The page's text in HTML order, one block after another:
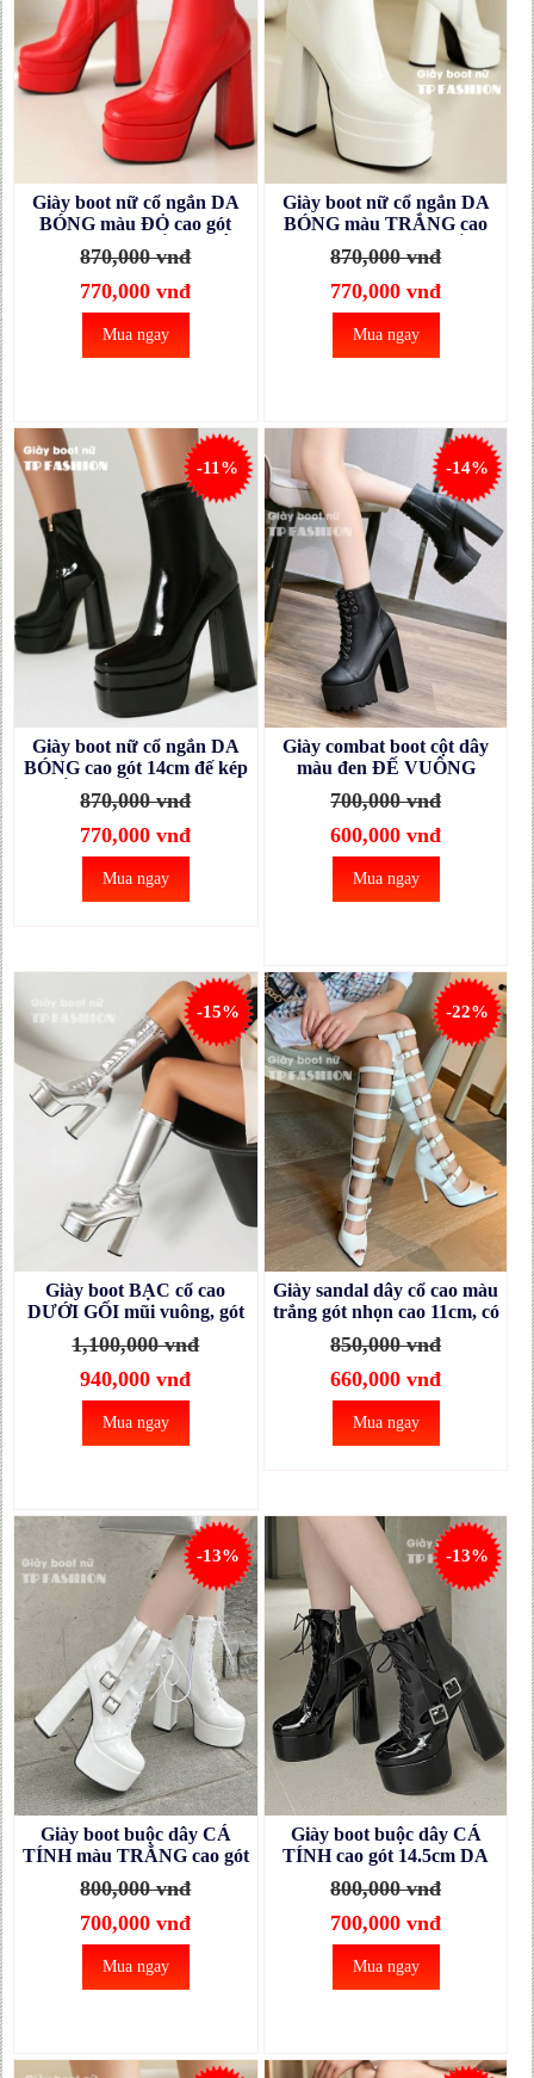
Giày boot nữ cổ ngắn DA
BÓNG màu ĐỎ cao gót
14cm đế kép CHẮC CHÂN
GBN74C
870,000 vnđ
770,000 vnđ
Mua ngay
Giày boot nữ cổ ngắn DA
BÓNG màu TRẮNG cao
gót 14cm đế kép CHẮC
CHÂN GBN74B
870,000 vnđ
770,000 vnđ
Mua ngay
-11%
Giày boot nữ cổ ngắn DA
BÓNG cao gót 14cm đế kép
CHẮC CHÂN, mang tiệc,
biểu diễn, chụp ảnh
GBN74A
870,000 vnđ
770,000 vnđ
Mua ngay
-14%
Giày combat boot cột dây
màu đen ĐẾ VUÔNG
14.5CM mang tiệc, biểu
diễn, dance GBN70A
700,000 vnđ
600,000 vnđ
Mua ngay
-15%
Giày boot BẠC cổ cao
DƯỚI GỐI mũi vuông, gót
vuông 14CM chắc chắn
GCC53A
1,100,000 vnđ
940,000 vnđ
Mua ngay
-22%
Giày sandal dây cổ cao màu
trắng gót nhọn cao 11cm, có
khuy cài ôm chân GCC41B
850,000 vnđ
660,000 vnđ
Mua ngay
-13%
Giày boot buộc dây CÁ
TÍNH màu TRẮNG cao gót
14.5cm DA BÓNG mũi tròn
GBN66B
800,000 vnđ
700,000 vnđ
Mua ngay
-13%
Giày boot buộc dây CÁ
TÍNH cao gót 14.5cm DA
BÓNG mũi tròn GBN66A
800,000 vnđ
700,000 vnđ
Mua ngay